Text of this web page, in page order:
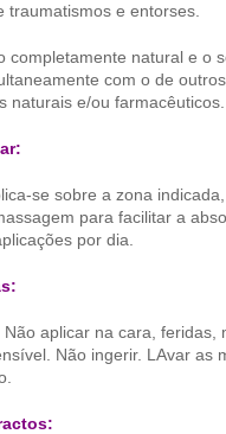
traumatismos e entorses.
completamente natural e o
com o de
naturais e/ou farmacêuticos.
se sobre a zona
para facilitar a
por dia.
Não aplicar na cara, feridas,
Não ingerir. LAvar as